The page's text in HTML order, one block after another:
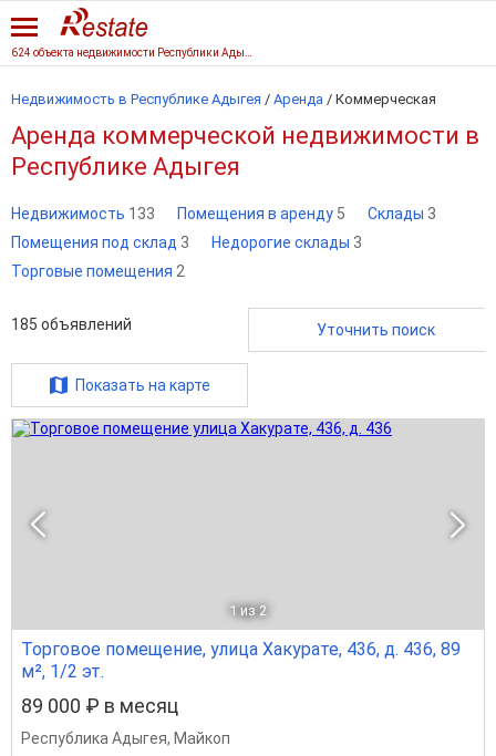
Недвижимость в Республике Адыгея / Аренда / Коммерческая
Аренда коммерческой недвижимости в
Республике Адыгея
Недвижимость 133 Помещения в аренду 5 Склады 3
Помещения под склад 3 Недорогие склады 3
Торговые помещения 2
185 объявлений Уточнить поиск
Показать на карте
1 из 2
Торговое помещение, улица Хакурате, 436, д. 436, 89
м², 1/2 эт.
89 000 ₽ в месяц
Республика Адыгея, Майкоп